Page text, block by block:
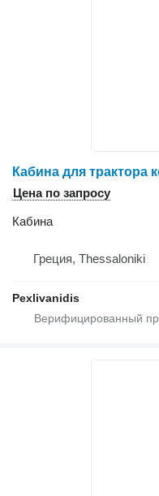
Кабина для трактора
Цена по запросу
Кабина
Греция, Thessaloniki
Pexlivanidis